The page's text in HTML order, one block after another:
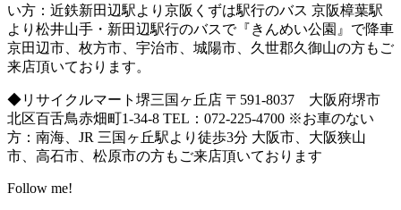
い方：近鉄新田辺駅より京阪くずは駅行のバス 京阪樟葉駅
より松井山手・新田辺駅行のバスで『きんめい公園』で降車
京田辺市、枚方市、宇治市、城陽市、久世郡久御山の方もご
来店頂いております。
◆リサイクルマート堺三国ヶ丘店 〒591-8037 大阪府堺市
北区百舌鳥赤畑町1-34-8 TEL：072-225-4700 ※お車のない
方：南海、JR 三国ヶ丘駅より徒歩3分 大阪市、大阪狭山
市、高石市、松原市の方もご来店頂いております
Follow me!